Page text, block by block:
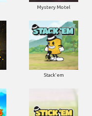
Mystery Motel
Stack'em